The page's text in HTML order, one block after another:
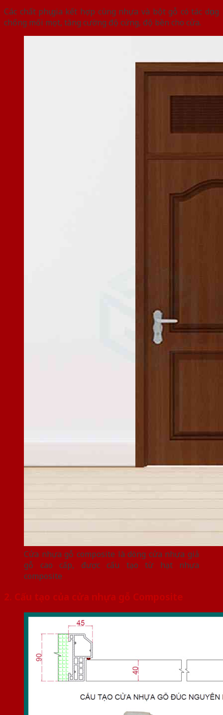
Các chất phụ gia kết hợp cùng nhựa và bột gỗ có tác dụng
chống mối mọt, tăng cường độ cứng, độ bền cho cửa.
Cửa nhựa gỗ composite là dòng cửa nhựa giả
gỗ cao cấp, được cấu tạo từ hạt nhựa
composite
2. Cấu tạo của cửa nhựa gỗ Composite